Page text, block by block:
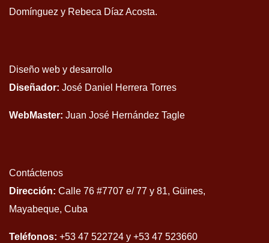
Domínguez y Rebeca Díaz Acosta.
Diseño web y desarrollo
Diseñador: José Daniel Herrera Torres
WebMaster: Juan José Hernández Tagle
Contáctenos
Dirección: Calle 76 #7707 e/ 77 y 81, Güines,
Mayabeque, Cuba
Teléfonos: +53 47 522724 y +53 47 523660